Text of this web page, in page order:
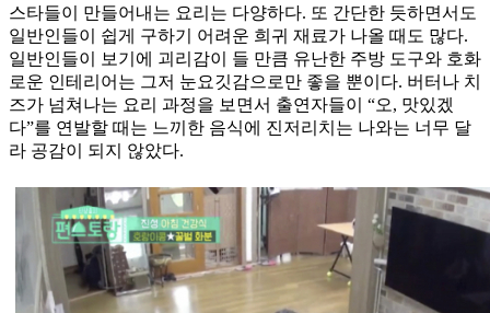
스타들이 만들어내는 요리는 다양하다. 또 간단한 듯하면서도
일반인들이 쉽게 구하기 어려운 희귀 재료가 나올 때도 많다.
일반인들이 보기에 괴리감이 들 만큼 유난한 주방 도구와 호화
로운 인테리어는 그저 눈요깃감으로만 좋을 뿐이다. 버터나 치
즈가 넘쳐나는 요리 과정을 보면서 출연자들이 “오, 맛있겠
다”를 연발할 때는 느끼한 음식에 진저리치는 나와는 너무 달
라 공감이 되지 않았다.